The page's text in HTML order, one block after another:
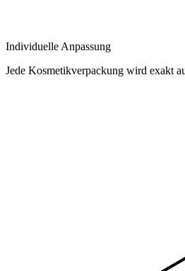
Individuelle Anpassung
Jede Kosmetikverpackung wird exakt